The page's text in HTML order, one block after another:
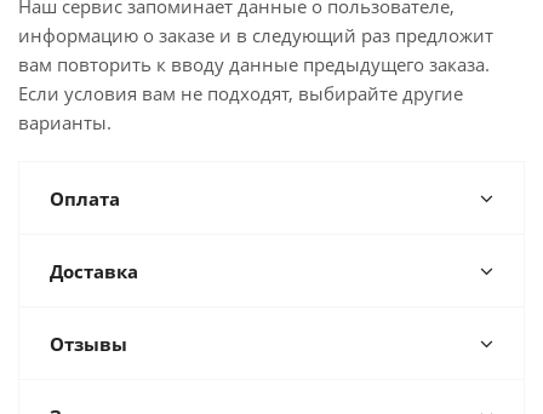
Наш сервис запоминает данные о пользователе,
информацию о заказе и в следующий раз предложит
вам повторить к вводу данные предыдущего заказа.
Если условия вам не подходят, выбирайте другие
варианты.
Оплата
Доставка
Отзывы